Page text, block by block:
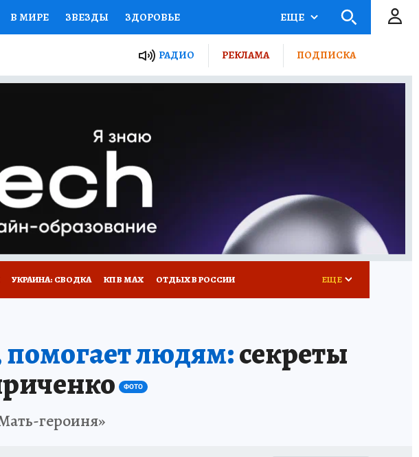
В МИРЕ ЗВЕЗДЫ ЗДОРОВЬЕ
ПРОЕКТЫ РОССИИ
ЖЕНСКИЕ СЕКРЕТЫ ПУТЕВОДИТЕЛЬ
ГИД ПОТРЕБИТЕЛЯ
ЕЩЕ
РАДИО РЕКЛАМА ПОДПИСКА
УКРАИНА: СВОДКА КП В МАХ ОТДЫХ В РОССИИ ЕЩЕ
помогает людям:секреты
ФОТО
героиня»